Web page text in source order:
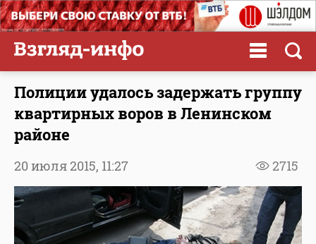
Полиции удалось задержать группу
квартирных воров в Ленинском
районе
2715
20 июля 2015, 11:27